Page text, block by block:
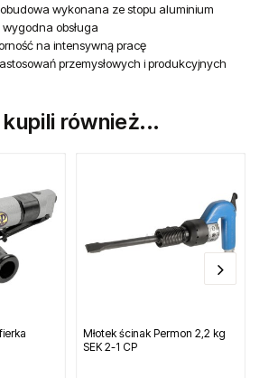
wykonana ze stopu aluminium
obsługa
na intensywną pracę
przemysłowych i produkcyjnych
kupili również...
Młotek ścinak Permon 2,2 kg
SEK 2-1 CP